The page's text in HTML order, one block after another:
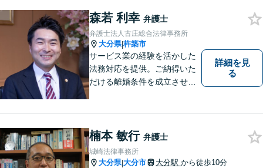
分駅４分】
森若 利幸 弁護士
弁護士法人古庄総合法律事務所
大分県|杵築市
サービス業の経験を活かした
法務対応を提供。ご納得いた
だける離婚条件を成立させる
ます。【大分県に3拠点ある地
域密着型の事務所】【初回相
談無料】
詳細を見
る
楠本 敏行 弁護士
城崎法律事務所
大分県|大分市 大分駅 から徒歩10分